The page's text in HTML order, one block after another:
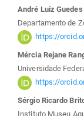
do
André Luiz
Departamento de
https://
Mércia Rejane
Universidade
https://
Sérgio Ricardo
Instituto Museu